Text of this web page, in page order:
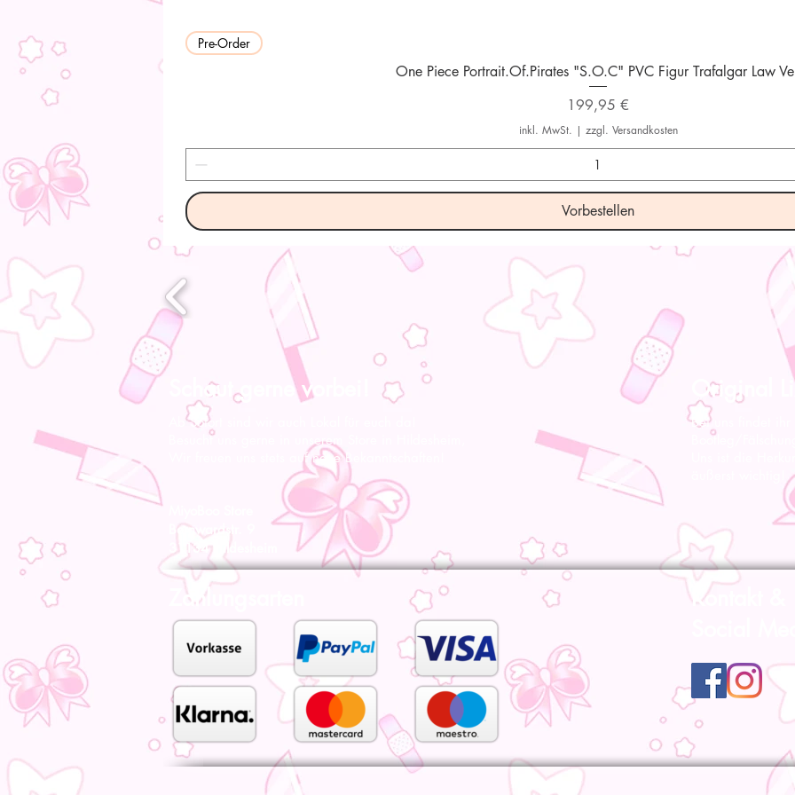
Pre-Order
One Piece Portrait.Of.Pirates "S.O.C" PVC Figur Trafalgar Law
Preis
199,95 €
inkl. MwSt. | zzgl. Versandkosten
Vorbestellen
Schaut gerne vorbei!
Ab Sofort sind wir auch Lokal für euch da!
Besucht uns gerne in unserem Store in Hildesheim,
Wir freuen uns stets auf neue Bekanntschaften!
Original
Bei uns findet ihr
Bootleg/
Uns ist die
Bernwardstr. 9
31134 Hildesheim
Zahlungsarten
Kontakt &